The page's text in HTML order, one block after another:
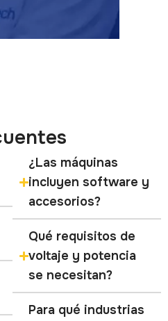
¿Las máquinas
incluyen software y
accesorios?
Qué requisitos de
voltaje y potencia
se necesitan?
Para qué industrias